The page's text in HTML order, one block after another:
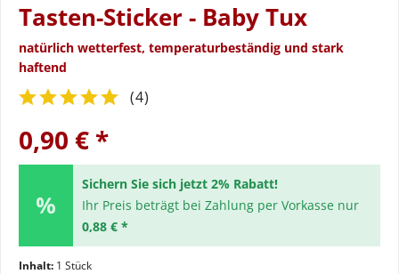
Tasten-Sticker - Baby Tux
natürlich wetterfest, temperaturbeständig und stark
haftend
(4)
0,90 € *
Sichern Sie sich jetzt 2% Rabatt!
Ihr Preis beträgt bei Zahlung per Vorkasse nur
0,88 € *
Inhalt: 1 Stück